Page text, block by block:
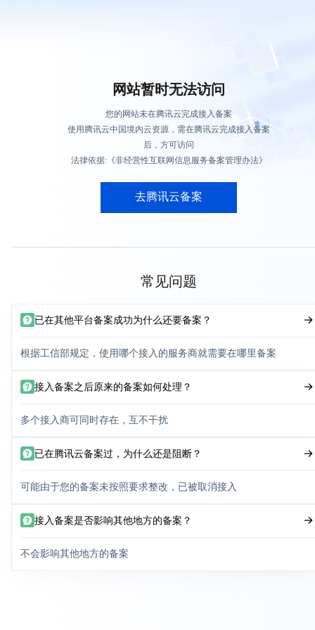
网站暂时无法访问
您的网站未在腾讯云完成接入备案
使用腾讯云中国境内云资源，需在腾讯云完成接入备案
后，方可访问
法律依据:《非经营性互联网信息服务备案管理办法》
去腾讯云备案
常见问题
已在其他平台备案成功为什么还要备案？
根据工信部规定，使用哪个接入的服务商就需要在哪里备案
接入备案之后原来的备案如何处理？
多个接入商可同时存在，互不干扰
已在腾讯云备案过，为什么还是阻断？
可能由于您的备案未按照要求整改，已被取消接入
接入备案是否影响其他地方的备案？
不会影响其他地方的备案